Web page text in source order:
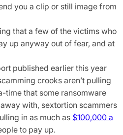
you a clip or still image from
that a few of the victims who
up anyway out of fear, and at
published earlier this year
crooks aren’t pulling
time that some ransomware
with, sextortion scammers
in as much as $100,000 a
to pay up.